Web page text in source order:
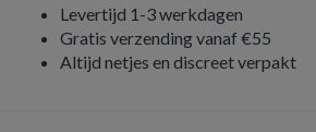
Levertijd 1-3 werkdagen
Gratis verzending vanaf €55
Altijd netjes en discreet verpakt